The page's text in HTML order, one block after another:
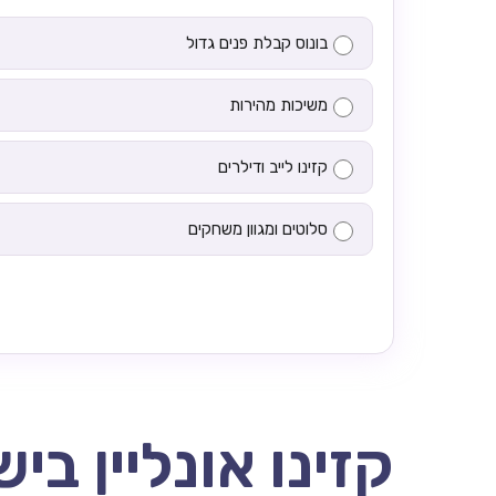
בונוס קבלת פנים גדול
משיכות מהירות
קזינו לייב ודילרים
סלוטים ומגוון משחקים
קזינו אונליין